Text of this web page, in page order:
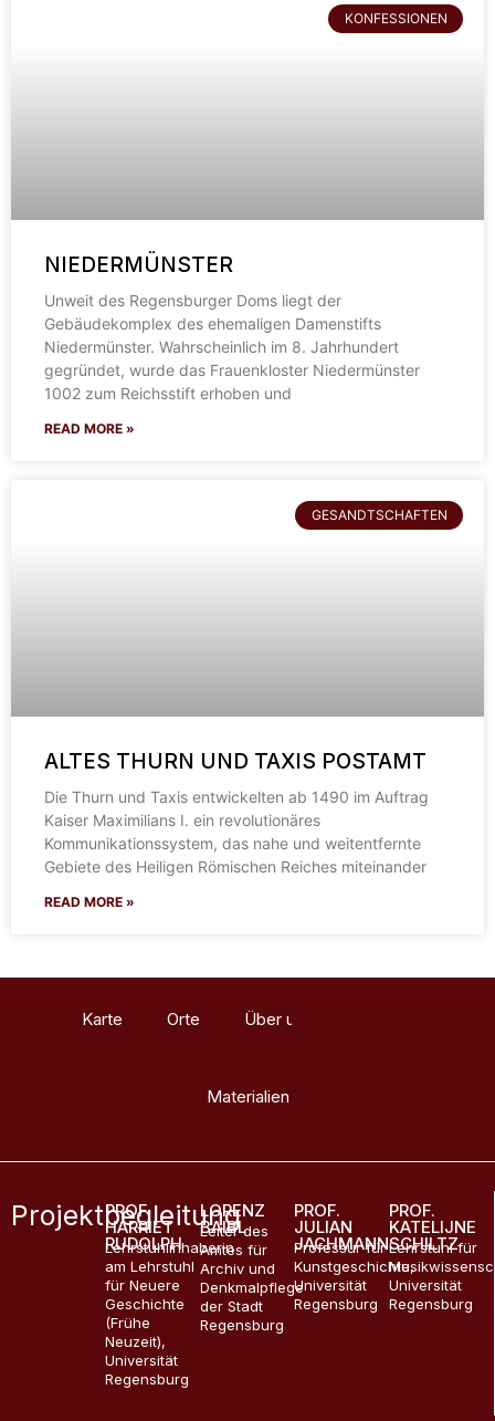
KONFESSIONEN
NIEDERMÜNSTER
Unweit des Regensburger Doms liegt der
Gebäudekomplex des ehemaligen Damenstifts
Niedermünster. Wahrscheinlich im 8. Jahrhundert
gegründet, wurde das Frauenkloster Niedermünster
1002 zum Reichsstift erhoben und
READ MORE »
GESANDTSCHAFTEN
ALTES THURN UND TAXIS POSTAMT
Die Thurn und Taxis entwickelten ab 1490 im Auftrag
Kaiser Maximilians I. ein revolutionäres
Kommunikationssystem, das nahe und weitentfernte
Gebiete des Heiligen Römischen Reiches miteinander
READ MORE »
Karte Orte Über uns
Materialien
Projektbegleitung
PROF.
HARRIET
RUDOLPH
Lehrstuhlinhaberin
am Lehrstuhl
für Neuere
Geschichte
(Frühe
Neuzeit),
Universität
Regensburg
LORENZ
BAIBL
Leiter des
Amtes für
Archiv und
Denkmalpflege
der Stadt
Regensburg
PROF.
JULIAN
JACHMANN
Professur für
Kunstgeschichte,
Universität
Regensburg
PROF.
KATELIJNE
SCHILTZ
Lehrstuhl für
Universität
Regensburg